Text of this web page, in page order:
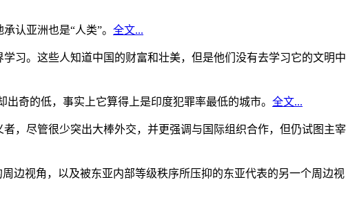
认亚洲也是“人类”。 全文...
习。这些人知道中国的财富和壮美，但是他们没有去学习它的文明中
奇的低，事实上它算得上是印度犯罪率最低的城市。 全文...
，尽管很少突出大棒外交，并更强调与国际组织合作，但仍试图主宰
边视角，以及被东亚内部等级秩序所压抑的东亚代表的另一个周边视